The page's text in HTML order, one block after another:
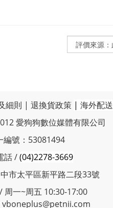
細則 | 退換貨政策 | 海外配送
愛狗狗數位媒體有限公司
編號：53081494
話 /(04)2278-3669
市太平區新平路二段33號
周一~周五 10:30-17:00
vboneplus@petnii.com